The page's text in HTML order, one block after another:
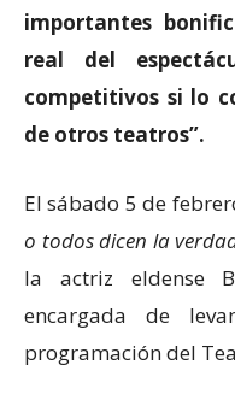
importantes
real del
competitivos si lo
de otros teatros”.
El sábado 5 de
o todos dicen la
la actriz eldense
encargada de
programación del